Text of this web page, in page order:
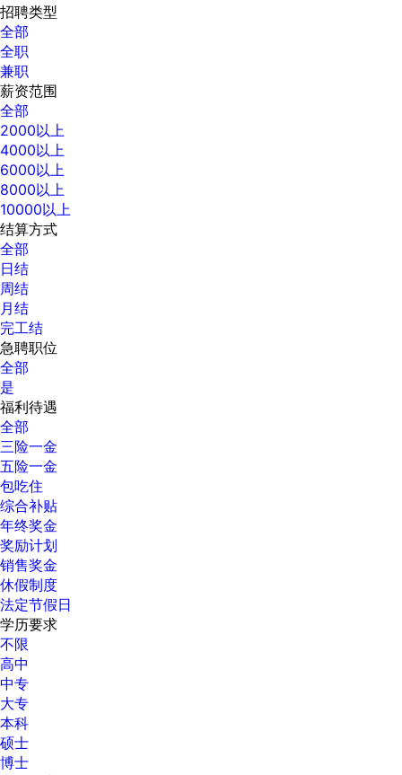
招聘类型
全部
全职
兼职
薪资范围
全部
2000以上
4000以上
6000以上
8000以上
10000以上
结算方式
全部
日结
周结
月结
完工结
急聘职位
全部
是
福利待遇
全部
三险一金
五险一金
包吃住
综合补贴
年终奖金
奖励计划
销售奖金
休假制度
法定节假日
学历要求
不限
高中
中专
大专
本科
硕士
博士